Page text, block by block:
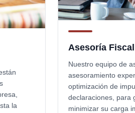
la
Asesoría Fiscal
Nuestro equipo de
asesoramiento
optimización de
declaraciones, para
minimizar su carga